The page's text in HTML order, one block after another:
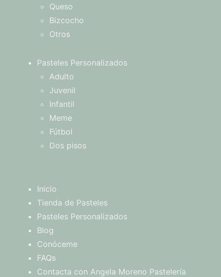
Queso
Bizcocho
Otros
Pasteles Personalizados
Adulto
Juvenil
Infantil
Meme
Fútbol
Dos pisos
Inicio
Tienda de Pasteles
Pasteles Personalizados
Blog
Conóceme
FAQs
Contacta con Angela Moreno Pastelería